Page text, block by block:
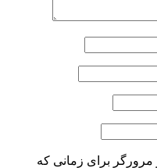
مرورگر برای زمانی که